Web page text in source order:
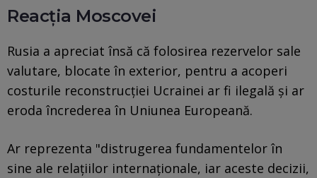
Reacția Moscovei
Rusia a apreciat însă că folosirea rezervelor sale
valutare, blocate în exterior, pentru a acoperi
costurile reconstrucţiei Ucrainei ar fi ilegală şi ar
eroda încrederea în Uniunea Europeană.
Ar reprezenta "distrugerea fundamentelor în
sine ale relaţiilor internaţionale, iar aceste decizii,